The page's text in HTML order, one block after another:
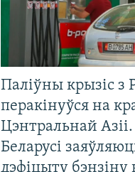
Паліўны крызіс з
перакінуўся на
Цэнтральнай
Беларусі
дэфіцыту бэнзіну